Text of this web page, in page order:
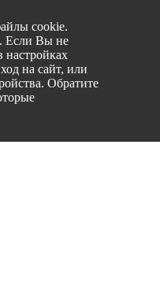
cookie.
Если Вы не
на сайт, или
Обратите